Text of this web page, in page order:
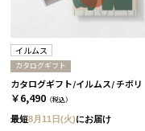
イルムス
カタログギフト
カタログギフト/イルムス/ チボリ
￥6,490 （税込）
最短8月11日(火)にお届け